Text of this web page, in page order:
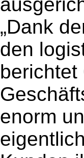
„Dank
den
berichtet
enorm